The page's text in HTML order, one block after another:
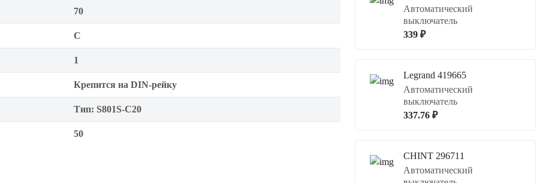
70
C
1
Крепится на DIN-рейку
Тип: S801S-C20
50
Автоматический
выключатель
339 ₽
Legrand 419665
Автоматический
выключатель
337.76 ₽
CHINT 296711
Автоматический